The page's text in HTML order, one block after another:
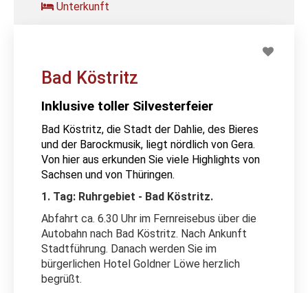
Unterkunft
Bad Köstritz
Inklusive toller Silvesterfeier
Bad Köstritz, die Stadt der Dahlie, des Bieres
und der Barockmusik, liegt nördlich von Gera.
Von hier aus erkunden Sie viele Highlights von
Sachsen und von Thüringen.
1. Tag: Ruhrgebiet - Bad Köstritz.
Abfahrt ca. 6.30 Uhr im Fernreisebus über die
Autobahn nach Bad Köstritz. Nach Ankunft
Stadtführung. Danach werden Sie im
bürgerlichen Hotel Goldner Löwe herzlich
begrüßt.